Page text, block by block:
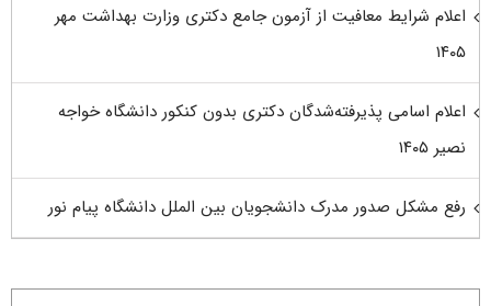
اعلام شرایط معافیت از آزمون جامع دکتری وزارت بهداشت مهر
۱۴۰۵
اعلام اسامی پذیرفته‌شدگان دکتری بدون کنکور دانشگاه خواجه
نصیر ۱۴۰۵
رفع مشکل صدور مدرک دانشجویان بین الملل دانشگاه پیام نور